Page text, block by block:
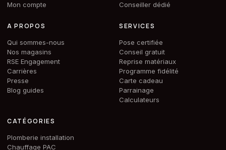
Mon compte
Conseiller dédié
A PROPOS
Qui sommes-nous
Nos magasins
RSE Engagement
Carrières
Presse
Blog guides
SERVICES
Pose certifiée
Conseil gratuit
Reprise matériaux
Programme fidélité
Carte cadeau
Parrainage
Calculateurs
CATÉGORIES
Plomberie installation
Chauffage PAC